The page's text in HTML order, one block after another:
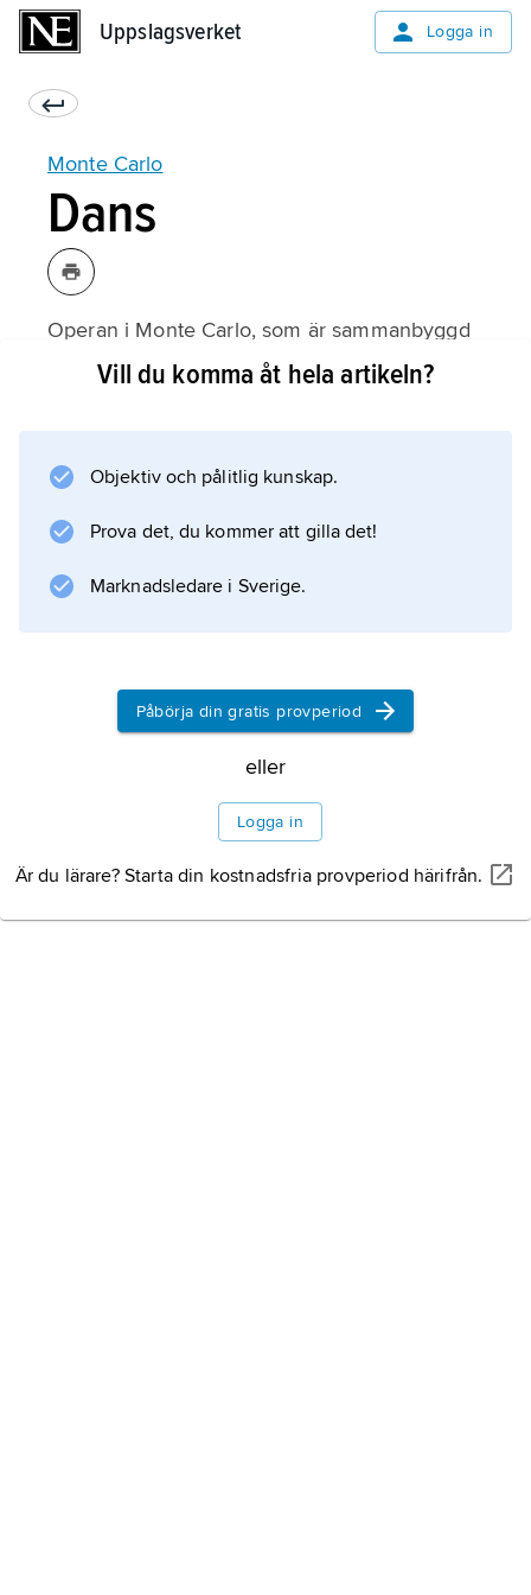
Uppslagsverket Logga in
Monte Carlo
Dans
Operan i Monte Carlo, som är sammanbyggd
med kasinot, invigdes 1879 och har varit
Nijinsky, Massine, Stravinsky och Bakst. Efter
Diaghilews död 1929 upplöstes hans
Vill du komma åt hela artikeln?
Objektiv och pålitlig kunskap.
Prova det, du kommer att gilla det!
Marknadsledare i Sverige.
Påbörja din gratis provperiod
eller
Logga in
Är du lärare? Starta din kostnadsfria provperiod härifrån.